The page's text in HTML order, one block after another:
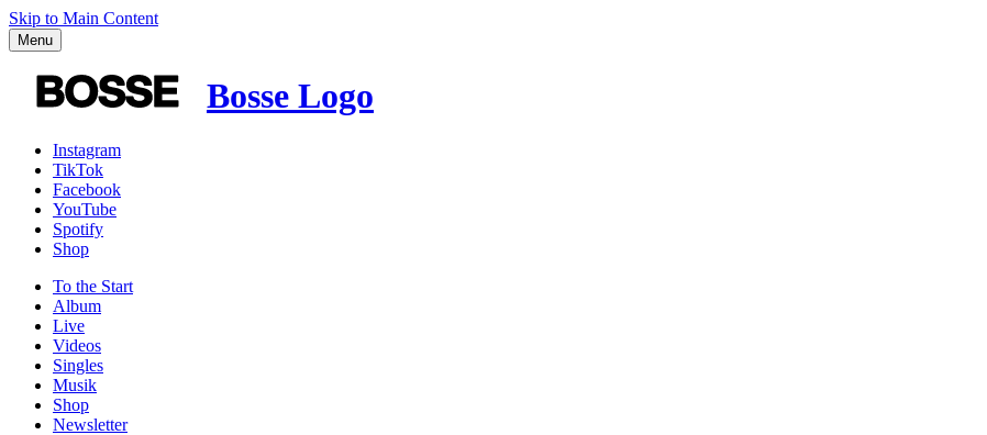
Skip to Main Content
Menu
Bosse Logo
Instagram
TikTok
Facebook
YouTube
Spotify
Shop
To the Start
Album
Live
Videos
Singles
Musik
Shop
News­letter